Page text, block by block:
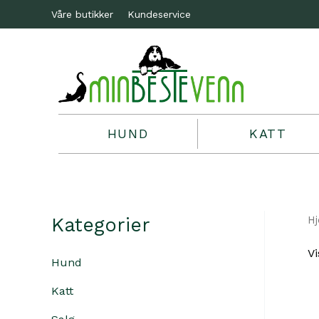
Våre butikker Kundeservice
HUND KATT
Kategorier
Hund
Katt